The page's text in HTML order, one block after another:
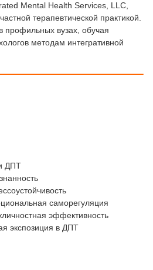
Mental Health Services, LLC,
терапевтической практикой.
профильных вузах, обучая
методам интегративной
ДПТ
саморегуляция
эффективность
экспозиция в ДПТ